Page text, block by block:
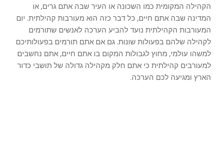
הקהילה המקומית כמו השכונה או העיר שבה אתם גרים, או
המדינה שבה אתם חיים, כל דבר כזה הוא מעורבות קהילתית. יום
המעורבות הקהילתית נועד להביע הערכה לאנשים שתורמים
לקהילה שלהם בפעולות שונות. גם אם אתם תורמים בפעולותיכם
למשהו עולמי, מחוץ לגבולות המקום בו אתם חיים, אתם נחשבים
למעורבים קהילתית כי אתם חלק מקהילה גדולה של תושבי כדור
הארץ ומגיעה לכם הערכה.